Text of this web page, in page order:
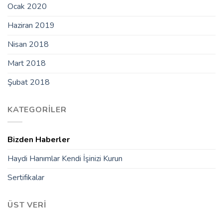
Ocak 2020
Haziran 2019
Nisan 2018
Mart 2018
Şubat 2018
KATEGORILER
Bizden Haberler
Haydi Hanımlar Kendi İşinizi Kurun
Sertifikalar
ÜST VERI